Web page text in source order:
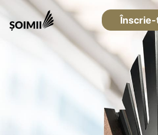
Înscrie-